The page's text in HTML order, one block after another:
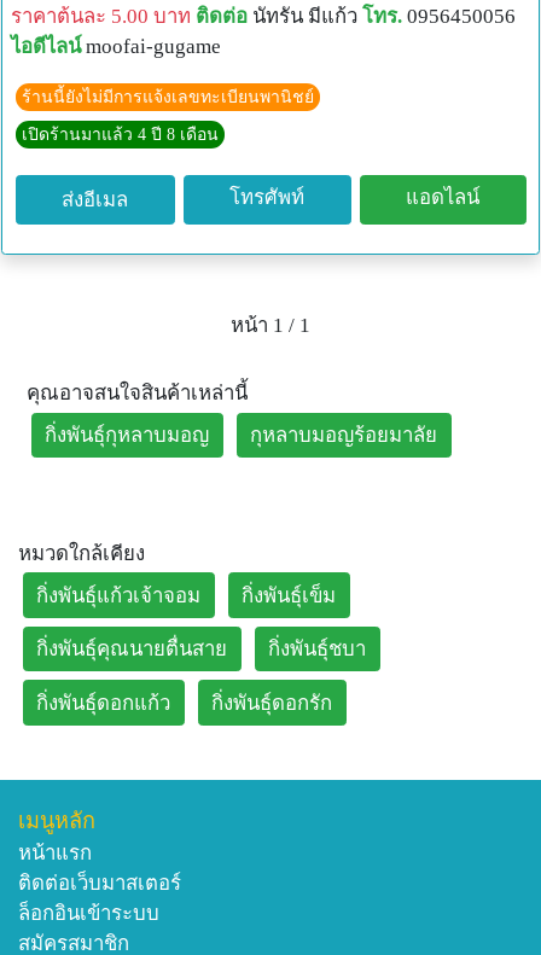
ราคาต้นละ 5.00 บาท ติดต่อ นัทรัน มีแก้ว โทร. 0956450056
ไอดีไลน์ moofai-gugame
ร้านนี้ยังไม่มีการแจ้งเลขทะเบียนพานิชย์
เปิดร้านมาแล้ว 4 ปี 8 เดือน
ส่งอีเมล โทรศัพท์ แอดไลน์
หน้า 1 / 1
คุณอาจสนใจสินค้าเหล่านี้
กิ่งพันธุ์กุหลาบมอญ
กุหลาบมอญร้อยมาลัย
หมวดใกล้เคียง
กิ่งพันธุ์แก้วเจ้าจอม
กิ่งพันธุ์เข็ม
กิ่งพันธุ์คุณนายตื่นสาย กิ่งพันธุ์ชบา
กิ่งพันธุ์ดอกแก้ว กิ่งพันธุ์ดอกรัก
เมนูหลัก
หน้าแรก
ติดต่อเว็บมาสเตอร์
ล็อกอินเข้าระบบ
สมัครสมาชิก